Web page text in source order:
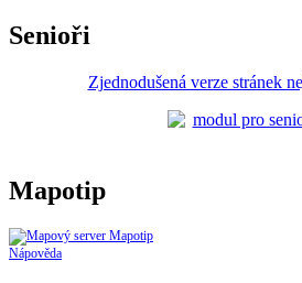
Senioři
Zjednodušená verze stránek
Mapotip
Nápověda